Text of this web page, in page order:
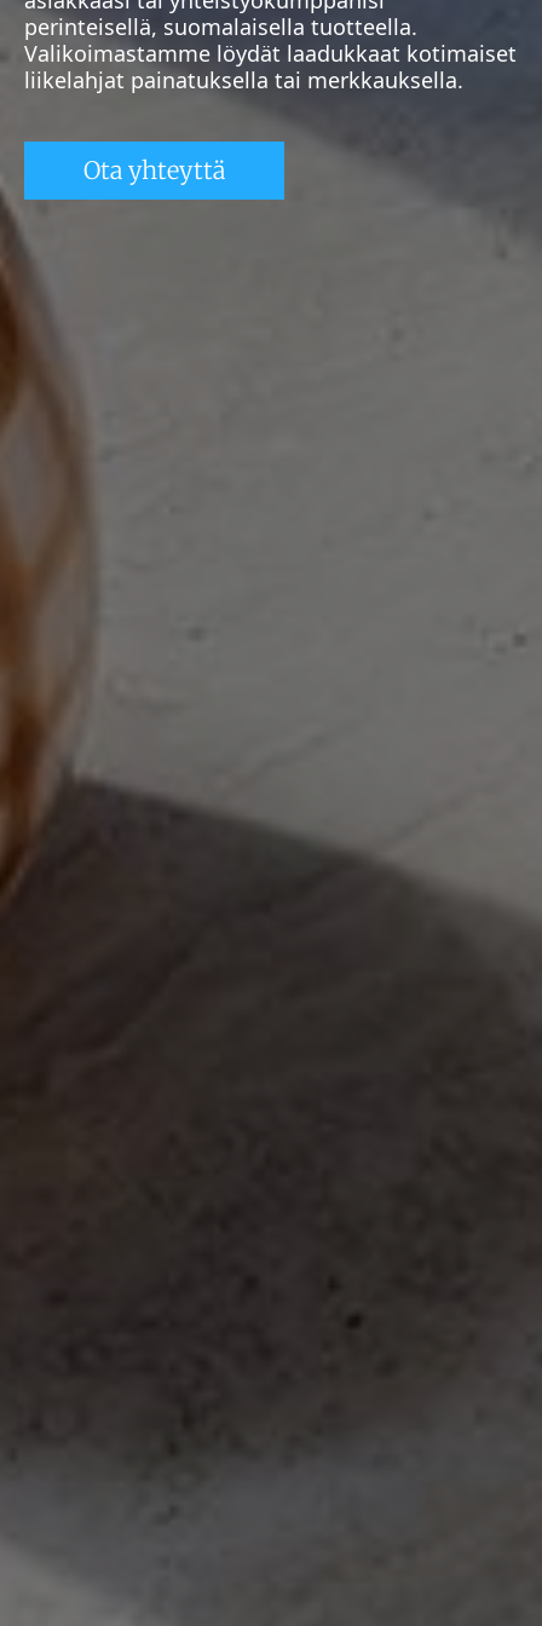
perinteisellä, suomalaisella tuotteella.
Valikoimastamme löydät laadukkaat kotimaiset
liikelahjat painatuksella tai merkkauksella.
Ota yhteyttä